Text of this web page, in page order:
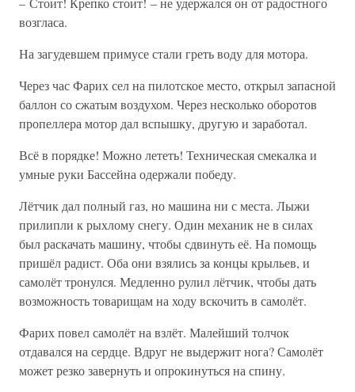
возгласа.
На загудевшем примусе стали греть воду для мотора.
Через час Фарих сел на пилотское место, открыл запасной
баллон со сжатым воздухом. Через несколько оборотов
пропеллера мотор дал вспышку, другую и заработал.
Всё в порядке! Можно лететь! Техническая смекалка и
умные руки Бассейна одержали победу.
Лётчик дал полный газ, но машина ни с места. Лыжи
прилипли к рыхлому снегу. Один механик не в силах
был раскачать машину, чтобы сдвинуть её. На помощь
пришёл радист. Оба они взялись за концы крыльев, и
самолёт тронулся. Медленно рулил лётчик, чтобы дать
возможность товарищам на ходу вскочить в самолёт.
Фарих повел самолёт на взлёт. Малейший толчок
отдавался на сердце. Вдруг не выдержит нога? Самолёт
может резко завернуть и опрокинуться на спину.